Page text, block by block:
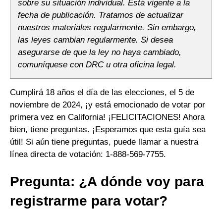
sobre su situación individual. Está vigente a la
fecha de publicación. Tratamos de actualizar
nuestros materiales regularmente. Sin embargo,
las leyes cambian regularmente. Si desea
asegurarse de que la ley no haya cambiado,
comuníquese con DRC u otra oficina legal.
Cumplirá 18 años el día de las elecciones, el 5 de
noviembre de 2024, ¡y está emocionado de votar por
primera vez en California! ¡FELICITACIONES! Ahora
bien, tiene preguntas. ¡Esperamos que esta guía sea
útil! Si aún tiene preguntas, puede llamar a nuestra
línea directa de votación: 1-888-569-7755.
Pregunta: ¿A dónde voy para
registrarme para votar?